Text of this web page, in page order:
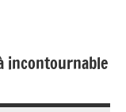
incontournable